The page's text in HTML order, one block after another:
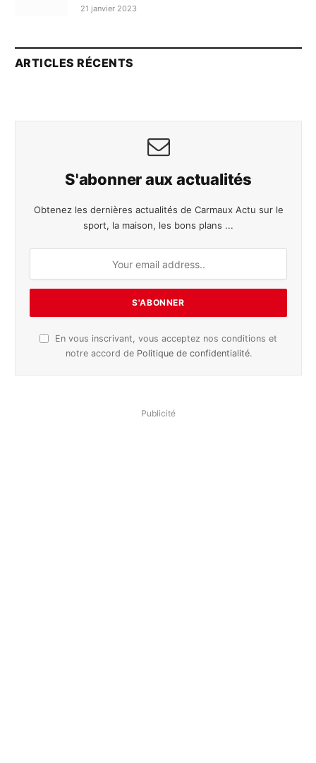
21 janvier 2023
ARTICLES RÉCENTS
S'abonner aux actualités
Obtenez les dernières actualités de Carmaux Actu sur le
sport, la maison, les bons plans ...
En vous inscrivant, vous acceptez nos conditions et
notre accord de Politique de confidentialité.
Publicité